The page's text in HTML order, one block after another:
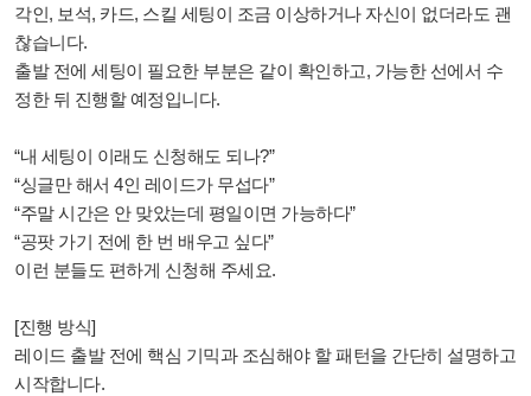
각인, 보석, 카드, 스킬 세팅이 조금 이상하거나 자신이 없더라도 괜
찮습니다.
출발 전에 세팅이 필요한 부분은 같이 확인하고, 가능한 선에서 수
정한 뒤 진행할 예정입니다.
“내 세팅이 이래도 신청해도 되나?”
“싱글만 해서 4인 레이드가 무섭다”
“주말 시간은 안 맞았는데 평일이면 가능하다”
“공팟 가기 전에 한 번 배우고 싶다”
이런 분들도 편하게 신청해 주세요.
[진행 방식]
레이드 출발 전에 핵심 기믹과 조심해야 할 패턴을 간단히 설명하고
시작합니다.